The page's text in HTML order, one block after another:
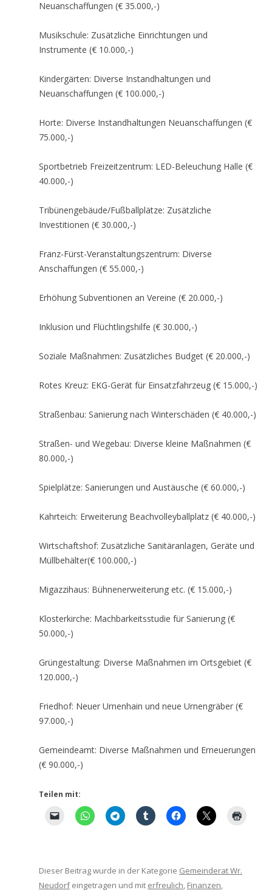
Neuanschaffungen (€ 35.000,-)
Musikschule: Zusätzliche Einrichtungen und
Instrumente (€ 10.000,-)
Kindergärten: Diverse Instandhaltungen und
Neuanschaffungen (€ 100.000,-)
Horte: Diverse Instandhaltungen Neuanschaffungen (€
75.000,-)
Sportbetrieb Freizeitzentrum: LED-Beleuchung Halle (€
40.000,-)
Tribünengebäude/Fußballplätze: Zusätzliche
Investitionen (€ 30.000,-)
Franz-Fürst-Veranstaltungszentrum: Diverse
Anschaffungen (€ 55.000,-)
Erhöhung Subventionen an Vereine (€ 20.000,-)
Inklusion und Flüchtlingshilfe (€ 30.000,-)
Soziale Maßnahmen: Zusätzliches Budget (€ 20.000,-)
Rotes Kreuz: EKG-Gerät für Einsatzfahrzeug (€ 15.000,-)
Straßenbau: Sanierung nach Winterschäden (€ 40.000,-)
Straßen- und Wegebau: Diverse kleine Maßnahmen (€
80.000,-)
Spielplätze: Sanierungen und Austäusche (€ 60.000,-)
Kahrteich: Erweiterung Beachvolleyballplatz (€ 40.000,-)
Wirtschaftshof: Zusätzliche Sanitäranlagen, Geräte und
Müllbehälter(€ 100.000,-)
Migazzihaus: Bühnenerweiterung etc. (€ 15.000,-)
Klosterkirche: Machbarkeitsstudie für Sanierung (€
50.000,-)
Grüngestaltung: Diverse Maßnahmen im Ortsgebiet (€
120.000,-)
Friedhof: Neuer Urnenhain und neue Urnengräber (€
97.000,-)
Gemeindeamt: Diverse Maßnahmen und Erneuerungen
(€ 90.000,-)
Teilen mit:
Dieser Beitrag wurde in der Kategorie Gemeinderat Wr.
Neudorfeingetragen und mit erfreulich, Finanzen,